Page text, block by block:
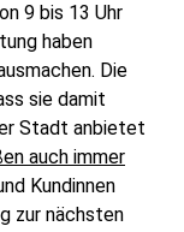
9 bis 13 Uhr
haben
Die
sie damit
Stadt anbietet
auch immer
Kundinnen
zur nächsten